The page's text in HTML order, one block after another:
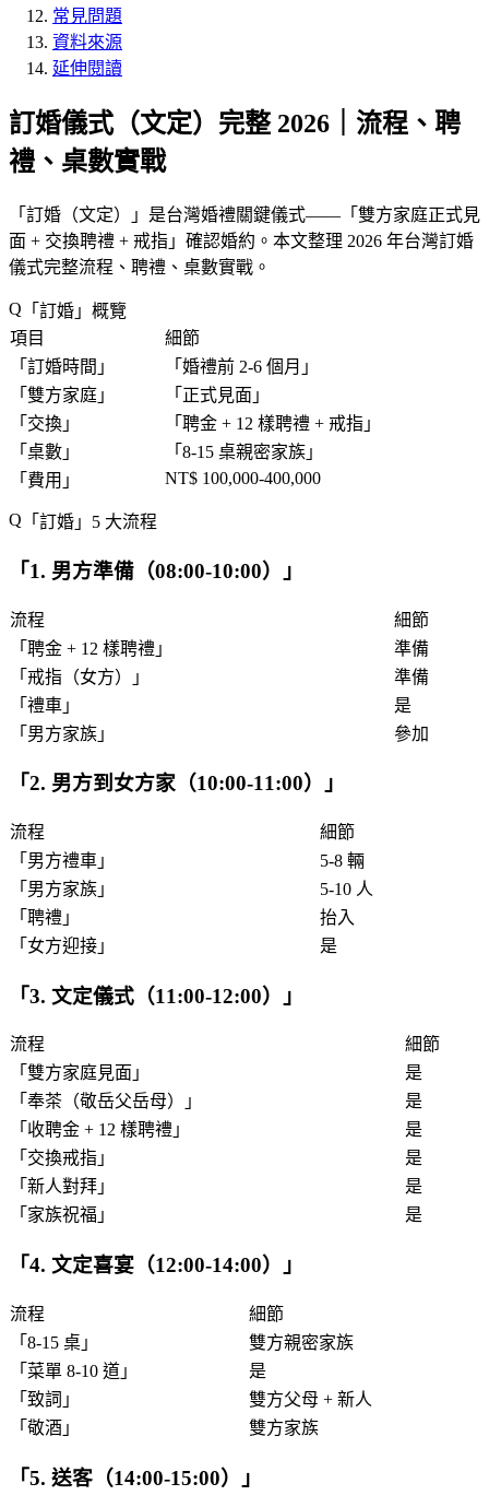
常見問題
資料來源
延伸閱讀
訂婚儀式（文定）完整 2026｜流程、聘
禮、桌數實戰
「 訂婚（文定） 」是台灣婚禮關鍵儀式——「 雙方家庭正式見
面 + 交換聘禮 + 戒指 」確認婚約。本文整理 2026 年台灣訂婚
儀式完整流程、聘禮、桌數實戰。
「 訂婚 」概覽
項目
細節
「 訂婚時間 」 「 婚禮前 2-6 個月 」
「 雙方家庭 」 「 正式見面 」
「 交換 」 「 聘金 + 12 樣聘禮 + 戒指 」
「 桌數 」 「 8-15 桌親密家族 」
「 費用 」 NT$ 100,000-400,000
「 訂婚 」5 大流程
「1. 男方準備（08:00-10:00） 」
流程
細節
「 聘金 + 12 樣聘禮 」
準備
「 戒指（女方） 」
準備
「 禮車 」
是
「 男方家族 」 參加
「2. 男方到女方家（10:00-11:00） 」
流程
細節
「 男方禮車 」
5-8 輛
「 男方家族 」
5-10 人
「 聘禮 」
抬入
「 女方迎接 」 是
「3. 文定儀式（11:00-12:00） 」
流程
細節
「 雙方家庭見面 」
是
「 奉茶（敬岳父岳母） 」
是
「 收聘金 + 12 樣聘禮 」
是
「 交換戒指 」
是
「 新人對拜 」
是
「 家族祝福 」 是
「4. 文定喜宴（12:00-14:00） 」
流程
細節
「 8-15 桌 」
雙方親密家族
「 菜單 8-10 道 」
是
「 致詞 」
雙方父母 + 新人
「 敬酒 」 雙方家族
「5. 送客（14:00-15:00） 」